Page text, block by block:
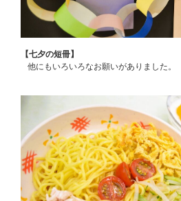
【七夕の短冊】
他にもいろいろなお願いがありました。